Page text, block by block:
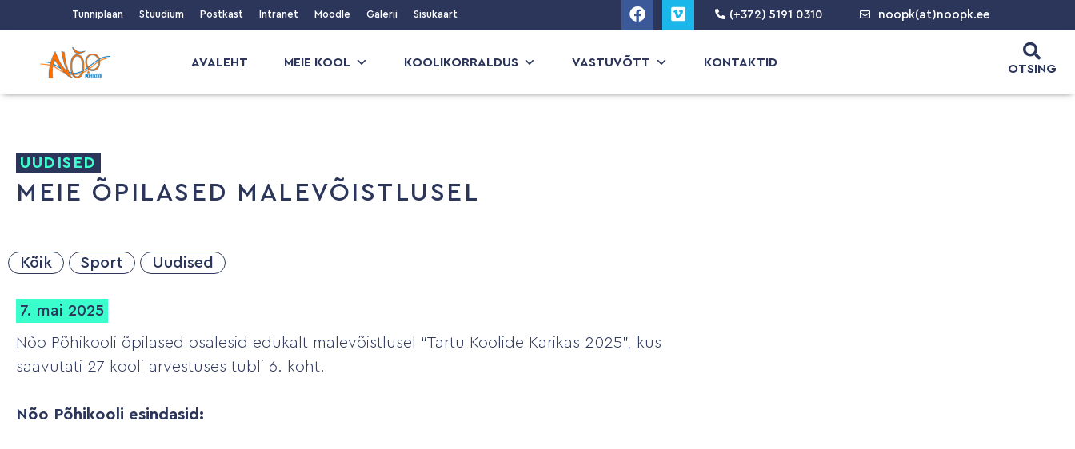
Tunniplaan Stuudium Postkast Intranet Moodle Galerii Sisukaart (+372) 5191 0310 noopk(at)noopk.ee
AVALEHT MEIE KOOL KOOLIKORRALDUS VASTUVÕTT KONTAKTID OTSING
UUDISED
MEIE ÕPILASED MALEVÕISTLUSEL
Kõik Sport Uudised
7. mai 2025
Nõo Põhikooli õpilased osalesid edukalt malevõistlusel “Tartu Koolide Karikas 2025”, kus
saavutati 27 kooli arvestuses tubli 6. koht.
Nõo Põhikooli esindasid: